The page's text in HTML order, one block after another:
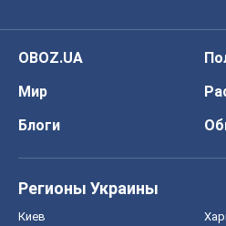
OBOZ.UA
Мир
Блоги
Регионы Украины
Киев